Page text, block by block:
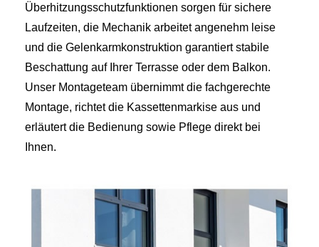
Überhitzungsschutzfunktionen sorgen für sichere
Laufzeiten, die Mechanik arbeitet angenehm leise
und die Gelenkarmkonstruktion garantiert stabile
Beschattung auf Ihrer Terrasse oder dem Balkon.
Unser Montageteam übernimmt die fachgerechte
Montage, richtet die Kassettenmarkise aus und
erläutert die Bedienung sowie Pflege direkt bei
Ihnen.